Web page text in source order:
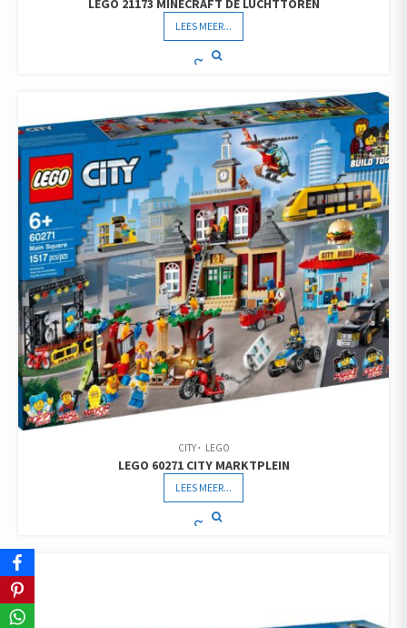
LEES MEER...
CITY LEGO
LEGO 60271 CITY MARKTPLEIN
LEES MEER...